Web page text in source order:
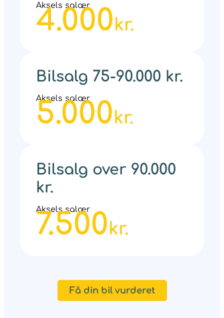
Aksels salær
4.000kr.
Bilsalg 75-90.000 kr.
Aksels salær
5.000kr.
Bilsalg over 90.000
kr.
Aksels salær
7.500kr.
Få din bil vurderet